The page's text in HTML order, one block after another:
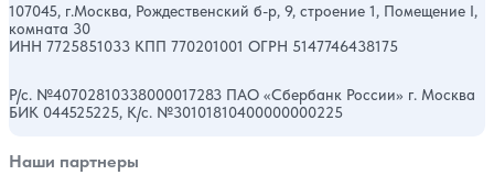
107045, г.Москва, Рождественский б-р, 9, строение 1, Помещение I,
комната 30
ИНН 7725851033 КПП 770201001 ОГРН 5147746438175
Р/с. №40702810338000017283 ПАО «Сбербанк России» г. Москва
БИК 044525225, К/с. №30101810400000000225
Наши партнеры